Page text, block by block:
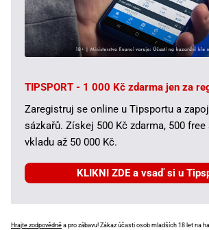
TIPSPORT - 1 000 Kč zdarma jen za
Zaregistruj se online u Tipsportu a
sázkařů. Získej 500 Kč zdarma, 500
vkladu až 50 000 Kč.
KLIKNI ZDE a vsaď si u
Hrajte zodpovědně a pro zábavu! Zákaz účasti osob mladších 18 let na